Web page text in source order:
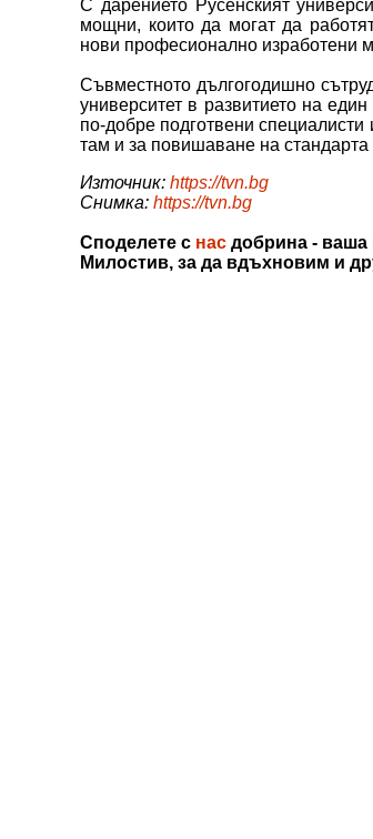
С дарението Русенският
мощни, които да могат да
нови професионално изработени
Съвместното дългогодишно
университет в развитието на
по-добре подготвени
там и за повишаване на
Източник: https://tvn.bg
Снимка: https://tvn.bg
Споделете с нас добрина - ваша
Милостив, за да вдъхновим и